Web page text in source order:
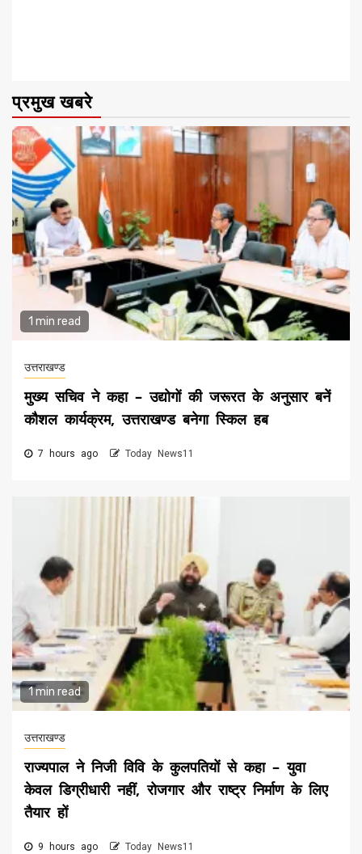
प्रमुख खबरे
1 min read
उत्तराखण्ड
मुख्य सचिव ने कहा – उद्योगों की जरूरत के अनुसार बनें
कौशल कार्यक्रम, उत्तराखण्ड बनेगा स्किल हब
7 hours ago Today News11
1 min read
उत्तराखण्ड
राज्यपाल ने निजी विवि के कुलपतियों से कहा – युवा
केवल डिग्रीधारी नहीं, रोजगार और राष्ट्र निर्माण के लिए
तैयार हों
9 hours ago Today News11